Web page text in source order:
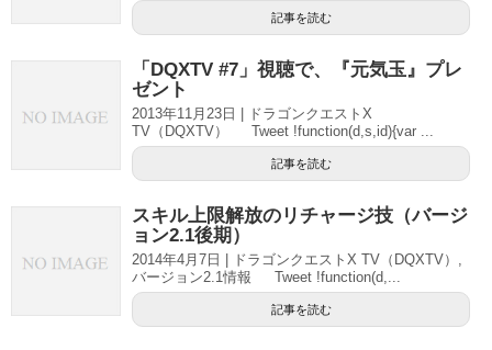
記事を読む
「DQXTV #7」視聴で、『元気玉』プレ
ゼント
2013年11月23日 | ドラゴンクエストX
TV（DQXTV） Tweet !function(d,s,id){var ...
記事を読む
スキル上限解放のリチャージ技（バージ
ョン2.1後期）
2014年4月7日 | ドラゴンクエストX TV（DQXTV）,
バージョン2.1情報 Tweet !function(d,...
記事を読む